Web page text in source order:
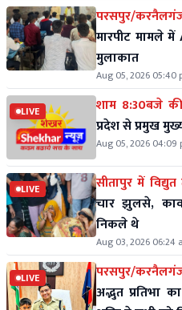
मारपीट मामले
मुलाकात
Aug 05, 2026 05:40
LIVE शाम 8:30बजे
प्रदेश से प्रमुख
Aug 05, 2026 04:09
LIVE
चार झुलसे,
निकले थे
Aug 03, 2026 06:24
LIVE
अद्भुत प्रतिभा